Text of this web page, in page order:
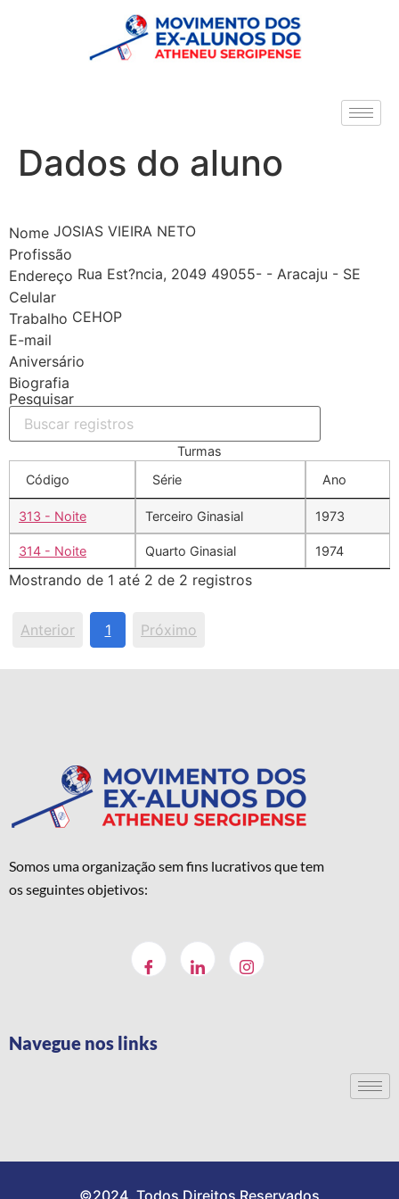
Dados do aluno
Nome JOSIAS VIEIRA NETO
Profissão
Endereço Rua Est?ncia, 2049 49055- - Aracaju - SE
Celular
Trabalho CEHOP
E-mail
Aniversário
Biografia
Pesquisar
Turmas
Código
Série Ano
313 - Noite Terceiro Ginasial 1973
314 - Noite Quarto Ginasial 1974
Mostrando de 1 até 2 de 2 registros
Anterior 1 Próximo
Somos uma organização sem fins lucrativos que tem
os seguintes objetivos:
Navegue nos links
©2024. Todos Direitos Reservados